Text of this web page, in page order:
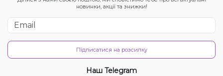
новинки, акції та знижки!
Підписатися на розсилку
Наш Telegram